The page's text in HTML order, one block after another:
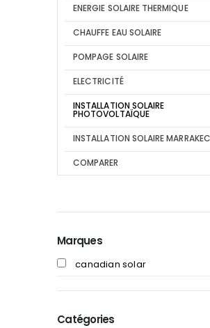
ENERGIE SOLAIRE THERMIQUE
CHAUFFE EAU SOLAIRE
POMPAGE SOLAIRE
ELECTRICITÉ
INSTALLATION SOLAIRE
PHOTOVOLTAÏQUE
INSTALLATION SOLAIRE
COMPARER
Marques
canadian solar
Catégories